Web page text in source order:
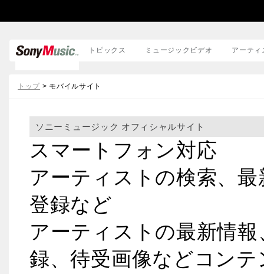
トピックス ミュージックビデオ アーティ
トップ > モバイルサイト
ソニーミュージック オフィシャルサイト
スマートフォン対応
アーティストの検索、
登録など
アーティストの最新情
録、待受画像などコンテ